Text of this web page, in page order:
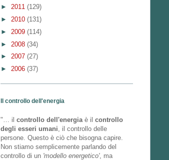
► 2011 (129)
► 2010 (131)
► 2009 (114)
► 2008 (34)
► 2007 (27)
► 2006 (37)
Il controllo dell'energia
"… il controllo dell'energia è il controllo
degli esseri umani , il controllo delle
persone. Questo è ciò che bisogna capire.
Non stiamo semplicemente parlando del
controllo di un 'modello energetico', ma